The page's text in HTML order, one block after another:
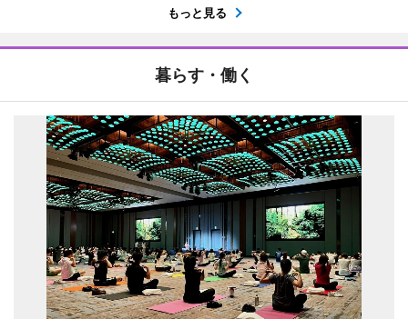
もっと見る
暮らす・働く